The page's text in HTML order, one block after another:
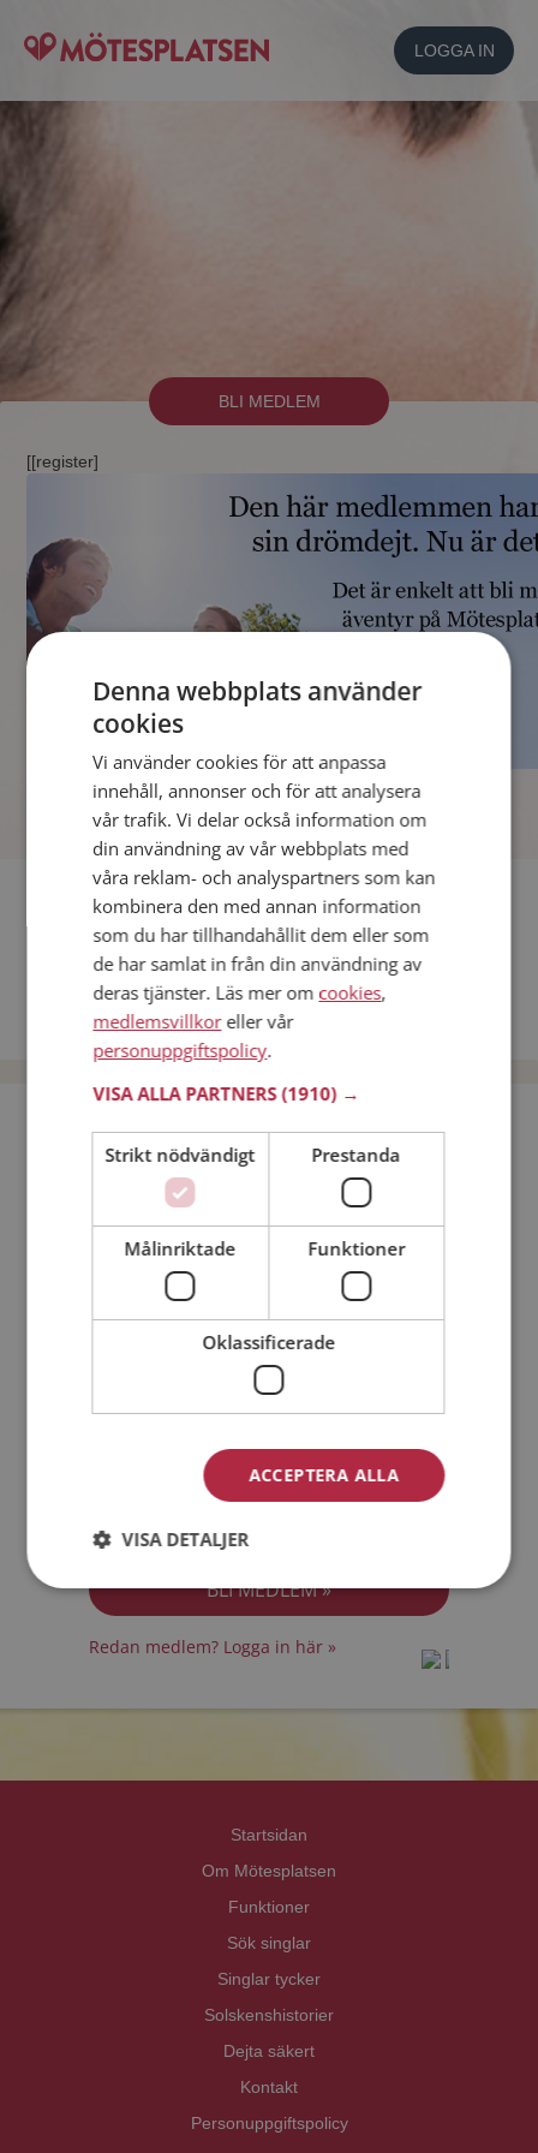
LOGGA IN
BLI MEDLEM
[[register]
Fler singlar
Andra singlar från Stockholm
Dejta män i Sverige
Dejta kvinnor i Sverige
Bli medlem utan kostnad!
Kvinna
Min ålder:
Medlemsvillkoren
Jag accepterarPersonuppgiftspolicyn
Redan medlem? Logga in här »
Startsidan
Om Mötesplatsen
Funktioner
Sök singlar
Singlar tycker
Solskenshistorier
Dejta säkert
Kontakt
Personuppgiftspolicy
Denna webbplats använder
cookies
Vi använder cookies för att anpassa
innehåll, annonser och för att analysera
vår trafik. Vi delar också information om
din användning av vår webbplats med
våra reklam- och analyspartners som kan
kombinera den med annan information
som du har tillhandahållit dem eller som
de har samlat in från din användning av
deras tjänster. Läs mer om cookies,
medlemsvillkoreller vår
personuppgiftspolicy.
VISA ALLA PARTNERS(1910) →
Strikt nödvändigt Prestanda
Målinriktade Funktioner
Oklassificerade
ACCEPTERA ALLA
VISA DETALJER